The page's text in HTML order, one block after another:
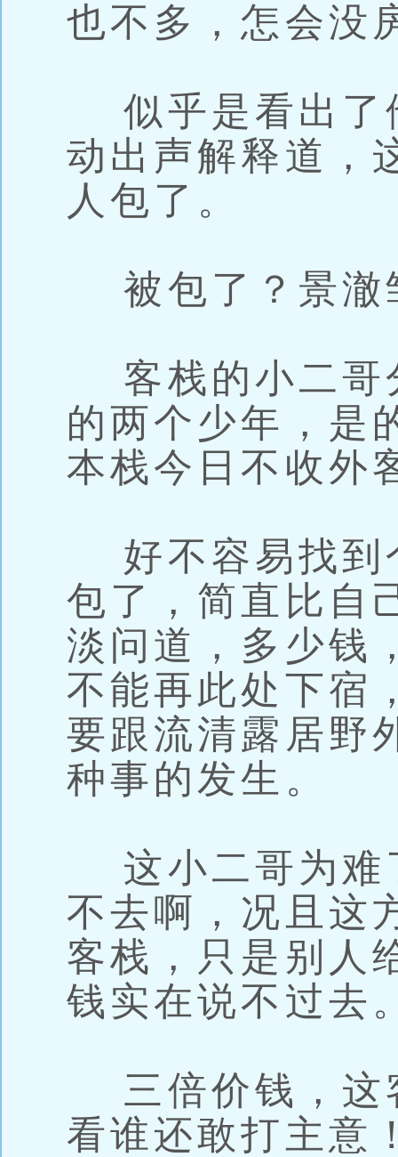
也不多，怎会没
似乎是看出了
动出声解释道，
人包了。
被包了？景澈
客栈的小二哥
的两个少年，是
本栈今日不收外
好不容易找到
包了，简直比自
淡问道，多少钱
不能再此处下宿
要跟流清露居野
种事的发生。
这小二哥为难
不去啊，况且这
客栈，只是别人
钱实在说不过去
三倍价钱，这
看谁还敢打主意